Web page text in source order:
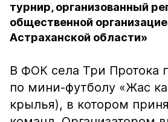
турнир, организованный
общественной
Астраханской области»
В ФОК села Три Протока
по мини-футболу «Жас
крылья), в котором